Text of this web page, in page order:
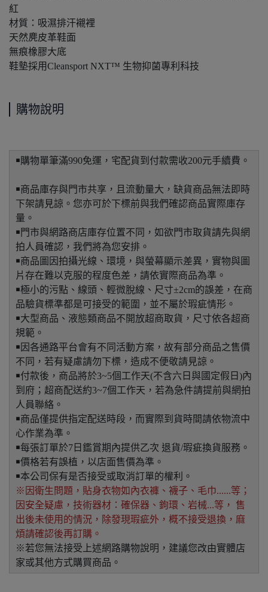
紅
材質：吸濕排汗襯裡
天然麂皮革鞋面
無痕橡膠大底
鞋墊採用Cleansport NXT™ 生物抑菌專利科技
購物說明
￭購物單筆滿990免運，宅配貨到付款需收200元手續費。
￭商品庫存與門市共享，且流動量大，缺貨商品無法即時
下架請見諒。您亦可於下標前與我們確認商品實際庫存
量。
￭門市與網路商店庫存位置不同，如欲門市取貨請先與網
拍人員確認，我們將為您安排。
￭商品圖因拍攝光線、環境，與螢幕顯示差異，實物與圖
片存在難以克服的程度色差，請依實際商品為準。
￭極小的污點、線頭、輕微脫線、尺寸±2cm的誤差，在商
品驗貨標準都是可接受的範圍，並不屬於瑕疵情形。
￭大型商品、液態類商品不開放超商取貨，尺寸依各超商
規範。
￭因各通路平台會有不同活動方案，故有部分商品之售價
不同，若有疑慮請勿下標，造成不便敬請見諒。
￭付款後，商品將於3~5個工作天(不含六日與國定假日)內
到府；超商配送約3~7個工作天，若為急件請提前與網拍
人員聯絡。
￭商品僅提供指定配送時段，而實際到貨時間請依物流中
心作業為準。
￭每張訂單於7日鑑賞期內提供乙次 退貨/瑕疵換貨服務。
￭價格若有誤植，以店面售價為準。
￭本公司保有是否接受或取消訂單的權利。
※因衛生問題，貼身衣物如內衣褲、襪子、毛巾......等；
因安全疑慮，技術器材：確保器、鉤環、岩械...等， 售
出後未使用的情況，除發現瑕疵外，概不接受退換，麻
煩請確認後再訂購。
※若您無法接受上述網路購物說明，建議您改由實體店
家或其他方式購買商品。